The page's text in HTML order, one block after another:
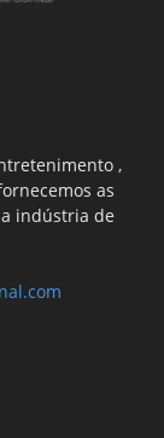
,
as
indústria de